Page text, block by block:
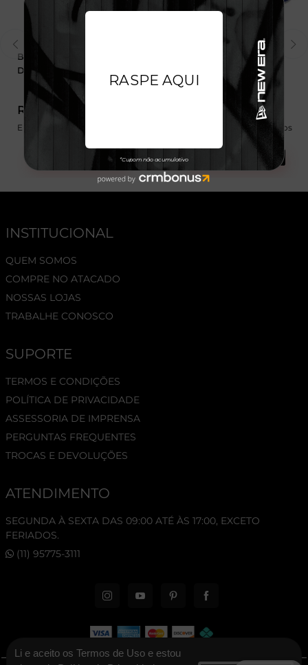
Boné 59FIFTY Los Angeles
Dodgers MLB
R$ 299,99
Em até 6x de 50,00 sem juros
Ver Mais
Boné 9FIFTY Los Angeles
Em até 6x de 58,33 sem juros
INSTITUCIONAL
QUEM SOMOS
COMPRE NO ATACADO
NOSSAS LOJAS
TRABALHE CONOSCO
SUPORTE
TERMOS E CONDIÇÕES
POLÍTICA DE PRIVACIDADE
ASSESSORIA DE IMPRENSA
PERGUNTAS FREQUENTES
TROCAS E DEVOLUÇÕES
ATENDIMENTO
SEGUNDA À SEXTA DAS 09:00 ATÉ ÀS 17:00, EXCETO
FERIADOS.
(11) 95775-3111
Li e aceito os Termos de Uso e estou